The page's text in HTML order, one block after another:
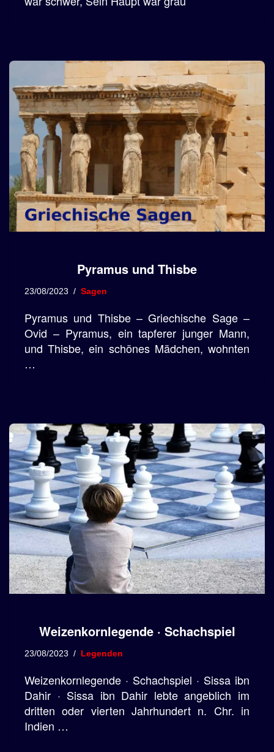
Pyramus und Thisbe
23/08/2023 Sagen
Pyramus und Thisbe – Griechische Sage –
Ovid – Pyramus, ein tapferer junger Mann,
und Thisbe, ein schönes Mädchen, wohnten
…
Weizenkornlegende · Schachspiel
23/08/2023 Legenden
Weizenkornlegende · Schachspiel · Sissa ibn
Dahir · Sissa ibn Dahir lebte angeblich im
dritten oder vierten Jahrhundert n. Chr. in
Indien …